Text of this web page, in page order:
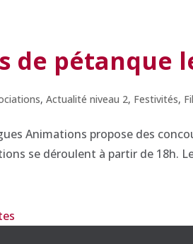
de pétanque
,Actualité niveau 2, Festivités,
Animations propose des
se déroulent à partir de 18h.